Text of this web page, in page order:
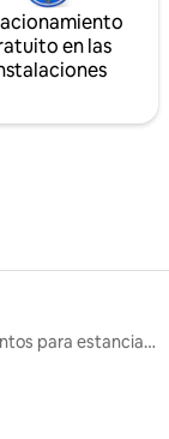
en las
Alojamientos para estancias largas